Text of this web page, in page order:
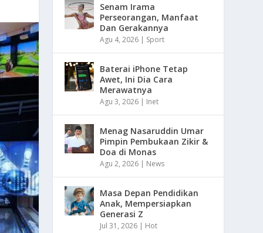
Senam Irama
Perseorangan, Manfaat
Dan Gerakannya
Agu 4, 2026 | Sport
Baterai iPhone Tetap
Awet, Ini Dia Cara
Merawatnya
Agu 3, 2026 | Inet
Menag Nasaruddin Umar
Pimpin Pembukaan Zikir &
Doa di Monas
Agu 2, 2026 | News
Masa Depan Pendidikan
Anak, Mempersiapkan
Generasi Z
Jul 31, 2026 | Hot